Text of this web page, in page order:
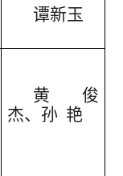
谭新玉
黄俊
杰、孙 艳